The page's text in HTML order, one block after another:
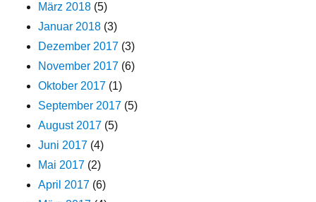
März 2018 (5)
Januar 2018 (3)
Dezember 2017 (3)
November 2017 (6)
Oktober 2017 (1)
September 2017 (5)
August 2017 (5)
Juni 2017 (4)
Mai 2017 (2)
April 2017 (6)